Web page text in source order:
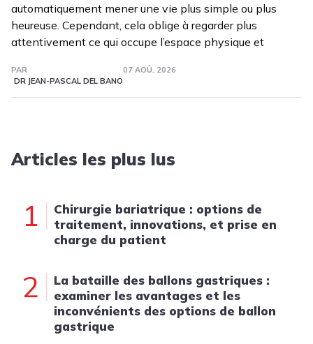
automatiquement mener une vie plus simple ou plus
heureuse. Cependant, cela oblige à regarder plus
attentivement ce qui occupe l’espace physique et
PAR
DR JEAN-PASCAL DEL BANO
07 AOÛ. 2026
Articles les plus lus
1
Chirurgie bariatrique : options de
traitement, innovations, et prise en
charge du patient
2
La bataille des ballons gastriques :
examiner les avantages et les
inconvénients des options de ballon
gastrique